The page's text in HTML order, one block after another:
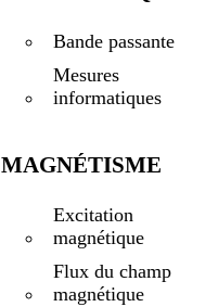
Bande passante
Mesures
informatiques
MAGNÉTISME
Excitation
magnétique
Flux du champ
magnétique